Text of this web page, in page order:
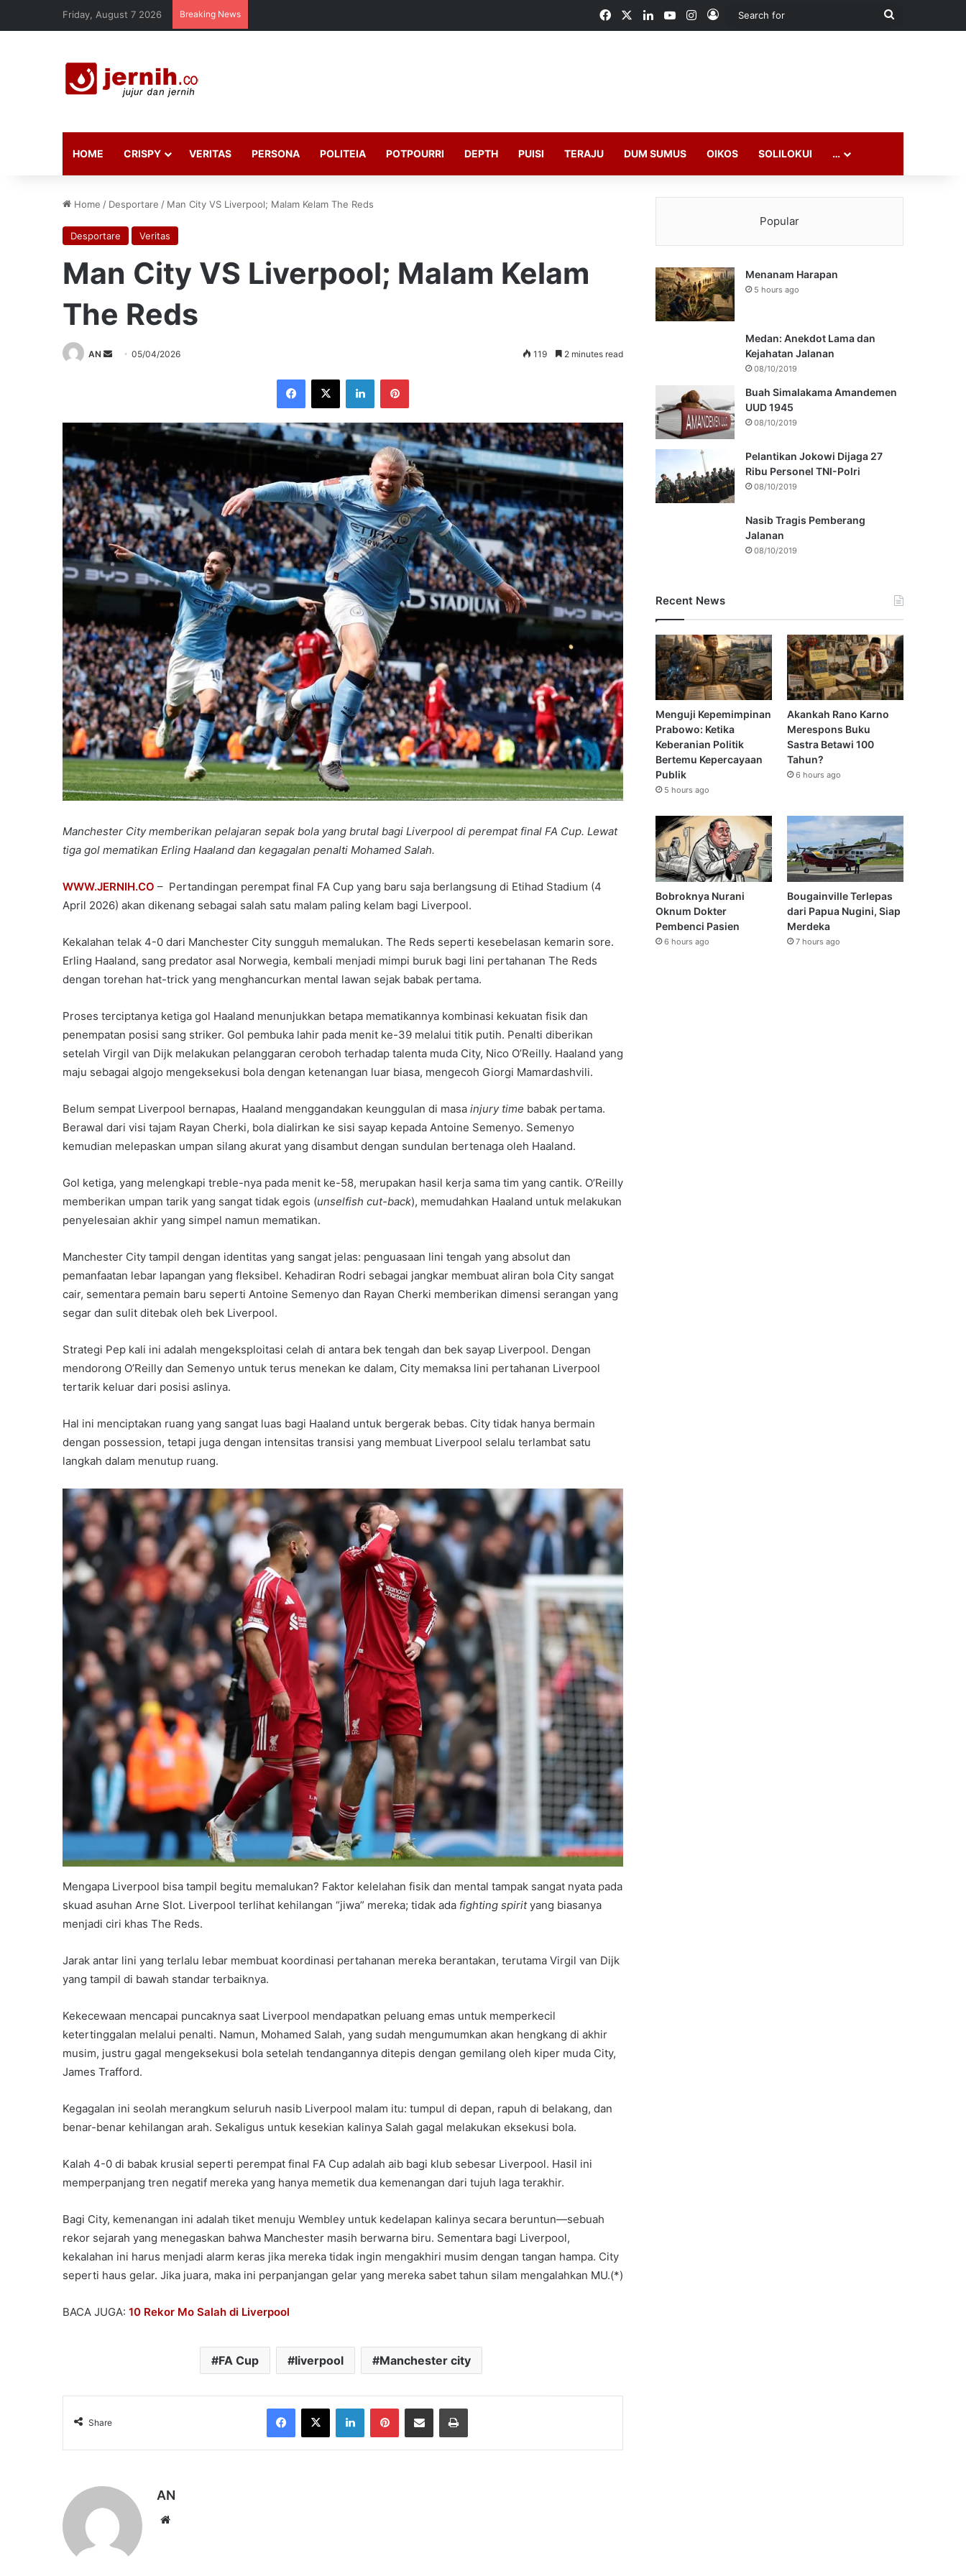
Friday, August 7 2026 Breaking News FacebookLinkedInYouTubeInstagram
Log In
Search
HOME CRISPY VERITAS PERSONA POLITEIA POTPOURRI DEPTH PUISI TERAJU DUM SUMUS OIKOS SOLILOKUI …
Home / Desportare / Man City VS Liverpool; Malam Kelam The Reds
Desportare Veritas
Man City VS Liverpool; Malam Kelam
The Reds
AN
Send05/04/2026 119 2 minutes read
Facebook
X LinkedInPinterest
Manchester City memberikan pelajaran sepak bola yang brutal bagi Liverpool di perempat final FA Cup. Lewat
tiga gol mematikan Erling Haaland dan kegagalan penalti Mohamed Salah.
WWW.JERNIH.CO – Pertandingan perempat final FA Cup yang baru saja berlangsung di Etihad Stadium (4
April 2026) akan dikenang sebagai salah satu malam paling kelam bagi Liverpool.
Kekalahan telak 4-0 dari Manchester City sungguh memalukan. The Reds seperti kesebelasan kemarin sore.
Erling Haaland, sang predator asal Norwegia, kembali menjadi mimpi buruk bagi lini pertahanan The Reds
dengan torehan hat-trick yang menghancurkan mental lawan sejak babak pertama.
Proses terciptanya ketiga gol Haaland menunjukkan betapa mematikannya kombinasi kekuatan fisik dan
penempatan posisi sang striker. Gol pembuka lahir pada menit ke-39 melalui titik putih. Penalti diberikan
setelah Virgil van Dijk melakukan pelanggaran ceroboh terhadap talenta muda City, Nico O’Reilly. Haaland yang
maju sebagai algojo mengeksekusi bola dengan ketenangan luar biasa, mengecoh Giorgi Mamardashvili.
Belum sempat Liverpool bernapas, Haaland menggandakan keunggulan di masa injury time babak pertama.
Berawal dari visi tajam Rayan Cherki, bola dialirkan ke sisi sayap kepada Antoine Semenyo. Semenyo
kemudian melepaskan umpan silang akurat yang disambut dengan sundulan bertenaga oleh Haaland.
Gol ketiga, yang melengkapi treble-nya pada menit ke-58, merupakan hasil kerja sama tim yang cantik. O’Reilly
memberikan umpan tarik yang sangat tidak egois (unselfish cut-back), memudahkan Haaland untuk melakukan
penyelesaian akhir yang simpel namun mematikan.
Manchester City tampil dengan identitas yang sangat jelas: penguasaan lini tengah yang absolut dan
pemanfaatan lebar lapangan yang fleksibel. Kehadiran Rodri sebagai jangkar membuat aliran bola City sangat
cair, sementara pemain baru seperti Antoine Semenyo dan Rayan Cherki memberikan dimensi serangan yang
segar dan sulit ditebak oleh bek Liverpool.
Strategi Pep kali ini adalah mengeksploitasi celah di antara bek tengah dan bek sayap Liverpool. Dengan
mendorong O’Reilly dan Semenyo untuk terus menekan ke dalam, City memaksa lini pertahanan Liverpool
tertarik keluar dari posisi aslinya.
Hal ini menciptakan ruang yang sangat luas bagi Haaland untuk bergerak bebas. City tidak hanya bermain
dengan possession, tetapi juga dengan intensitas transisi yang membuat Liverpool selalu terlambat satu
langkah dalam menutup ruang.
Mengapa Liverpool bisa tampil begitu memalukan? Faktor kelelahan fisik dan mental tampak sangat nyata pada
skuad asuhan Arne Slot. Liverpool terlihat kehilangan “jiwa” mereka; tidak ada fighting spirityang biasanya
menjadi ciri khas The Reds.
Jarak antar lini yang terlalu lebar membuat koordinasi pertahanan mereka berantakan, terutama Virgil van Dijk
yang tampil di bawah standar terbaiknya.
Kekecewaan mencapai puncaknya saat Liverpool mendapatkan peluang emas untuk memperkecil
ketertinggalan melalui penalti. Namun, Mohamed Salah, yang sudah mengumumkan akan hengkang di akhir
musim, justru gagal mengeksekusi bola setelah tendangannya ditepis dengan gemilang oleh kiper muda City,
James Trafford.
Kegagalan ini seolah merangkum seluruh nasib Liverpool malam itu: tumpul di depan, rapuh di belakang, dan
benar-benar kehilangan arah. Sekaligus untuk kesekian kalinya Salah gagal melakukan eksekusi bola.
Kalah 4-0 di babak krusial seperti perempat final FA Cup adalah aib bagi klub sebesar Liverpool. Hasil ini
memperpanjang tren negatif mereka yang hanya memetik dua kemenangan dari tujuh laga terakhir.
Bagi City, kemenangan ini adalah tiket menuju Wembley untuk kedelapan kalinya secara beruntun—sebuah
rekor sejarah yang menegaskan bahwa Manchester masih berwarna biru. Sementara bagi Liverpool,
kekalahan ini harus menjadi alarm keras jika mereka tidak ingin mengakhiri musim dengan tangan hampa. City
seperti haus gelar. Jika juara, maka ini perpanjangan gelar yang mereka sabet tahun silam mengalahkan MU.(*)
BACA JUGA: 10 Rekor Mo Salah di Liverpool
FA Cup liverpool Manchester city
Share
Facebook
X LinkedInPinterestShare via Email Print
AN
Popular
Menanam Harapan
5 hours ago
Medan: Anekdot Lama dan
Kejahatan Jalanan
08/10/2019
Buah Simalakama Amandemen
UUD 1945
08/10/2019
Pelantikan Jokowi Dijaga 27
Ribu Personel TNI-Polri
08/10/2019
Nasib Tragis Pemberang
Jalanan
08/10/2019
Recent News
Menguji Kepemimpinan
Prabowo: Ketika
Keberanian Politik
Bertemu Kepercayaan
Publik
5 hours ago
Akankah Rano Karno
Merespons Buku
Sastra Betawi 100
Tahun?
6 hours ago
Bobroknya Nurani
Oknum Dokter
Pembenci Pasien
6 hours ago
Bougainville Terlepas
dari Papua Nugini, Siap
Merdeka
7 hours ago